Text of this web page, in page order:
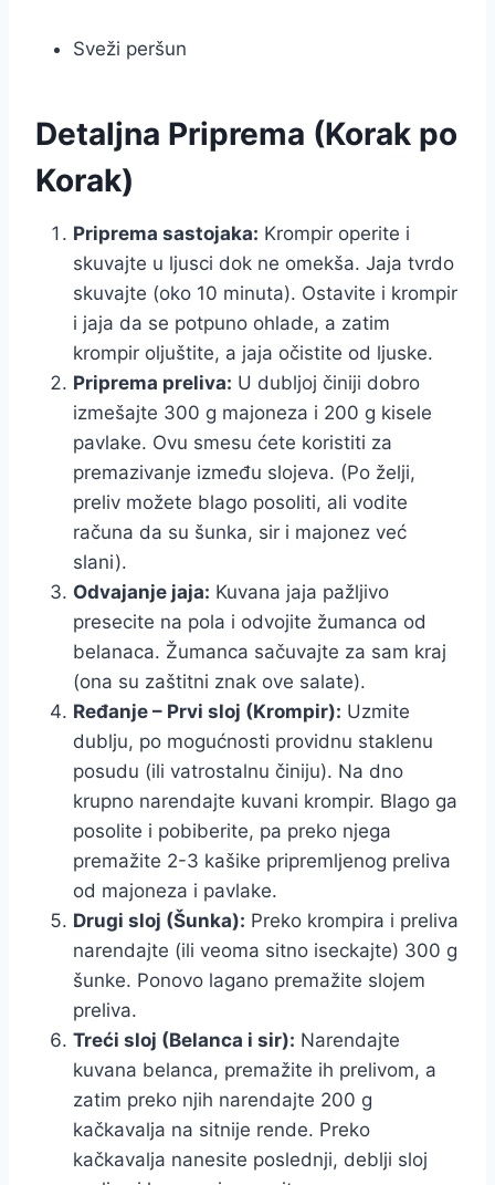
Sveži peršun
Detaljna Priprema (Korak po
Korak)
Priprema sastojaka: Krompir operite i
skuvajte u ljusci dok ne omekša. Jaja tvrdo
skuvajte (oko 10 minuta). Ostavite i krompir
i jaja da se potpuno ohlade, a zatim
krompir oljuštite, a jaja očistite od ljuske.
Priprema preliva: U dubljoj činiji dobro
izmešajte 300 g majoneza i 200 g kisele
pavlake. Ovu smesu ćete koristiti za
premazivanje između slojeva. (Po želji,
preliv možete blago posoliti, ali vodite
računa da su šunka, sir i majonez već
slani).
Odvajanje jaja: Kuvana jaja pažljivo
presecite na pola i odvojite žumanca od
belanaca. Žumanca sačuvajte za sam kraj
(ona su zaštitni znak ove salate).
Ređanje – Prvi sloj (Krompir): Uzmite
dublju, po mogućnosti providnu staklenu
posudu (ili vatrostalnu činiju). Na dno
krupno narendajte kuvani krompir. Blago ga
posolite i pobiberite, pa preko njega
premažite 2-3 kašike pripremljenog preliva
od majoneza i pavlake.
Drugi sloj (Šunka): Preko krompira i preliva
narendajte (ili veoma sitno iseckajte) 300 g
šunke. Ponovo lagano premažite slojem
preliva.
Treći sloj (Belanca i sir): Narendajte
kuvana belanca, premažite ih prelivom, a
zatim preko njih narendajte 200 g
kačkavalja na sitnije rende. Preko
kačkavalja nanesite poslednji, deblji sloj